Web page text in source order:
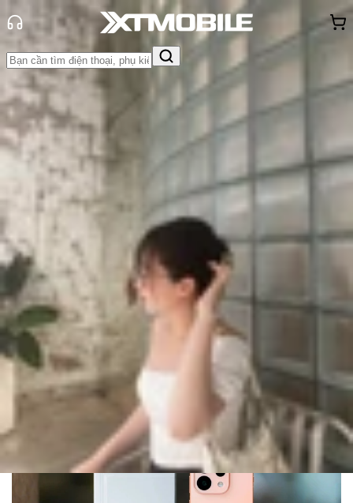
Trang chủ
Tin tức
Đánh Giá - Trên Tay
Tin Mới
Đánh Giá - Trên Tay
Khuyến
Thủ thuật Thông báoKhách
hàng - Sự kiện
Đánh giá OPPO Find X9s: Sự cân
bằng hoàn hảo giữa sức mạnh và
trải nghiệm cao cấp
Triệu Vy
Ngày đăng: 13/05/2026
Cập nhật:08/05/2026
Theo dõi XTMobile trên